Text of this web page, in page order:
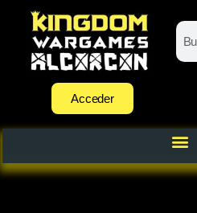
Acceder